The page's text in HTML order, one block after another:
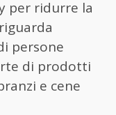
per ridurre la
persone
di prodotti
e cene